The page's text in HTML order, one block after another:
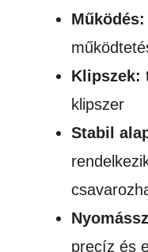
Működés:
Klipszek:
klipszer
Stabil
precíz és